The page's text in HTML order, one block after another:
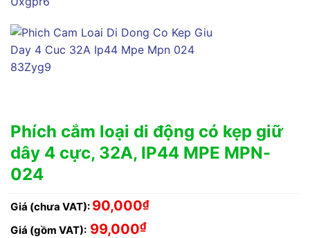
Phích cắm loại di động có kẹp giữ
dây 4 cực, 32A, IP44 MPE MPN-
024
Giá (chưa VAT): 90,000₫
Giá (gồm VAT): 99,000₫